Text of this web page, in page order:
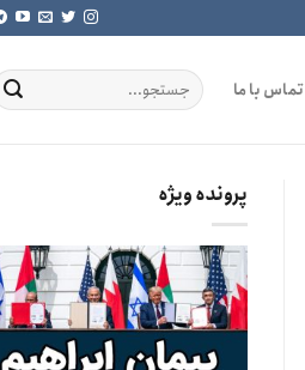
تماس با ما
پرونده ویژه